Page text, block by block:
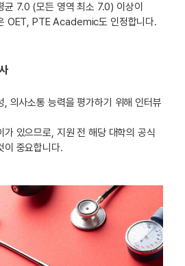
7.0 (모든 영역 최소 7.0) 이상이
OET, PTE Academic도 인정합니다.
, 의사소통 능력을 평가하기 위해 인터뷰
가 있으므로, 지원 전 해당 대학의 공식
이 중요합니다.